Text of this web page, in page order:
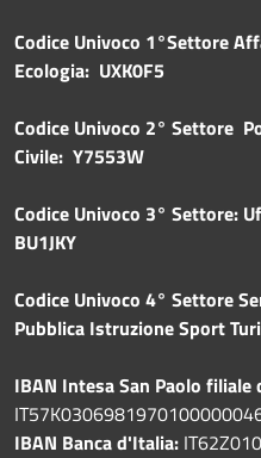
Codice Univoco 1°Settore
Ecologia: UXK0F5
Codice Univoco 2° Settore
Civile: Y7553W
Codice Univoco 3° Settore:
BU1JKY
Codice Univoco 4° Settore
Pubblica Istruzione Sport
IBAN Intesa San Paolo filiale
IBAN Banca d'Italia: